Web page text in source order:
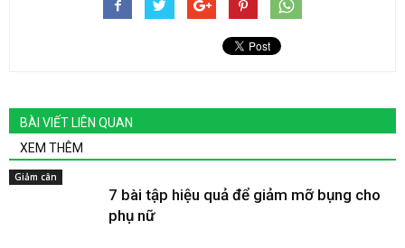
BÀI VIẾT LIÊN QUAN
XEM THÊM
Giảm cân
7 bài tập hiệu quả để giảm mỡ bụng cho
phụ nữ